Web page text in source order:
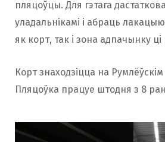
пляцоўцы. Для гэтага
уладальнікамі і абраць
як корт, так і зона адпачынку
Корт знаходзіцца на
Пляцоўка працуе штодня з 8